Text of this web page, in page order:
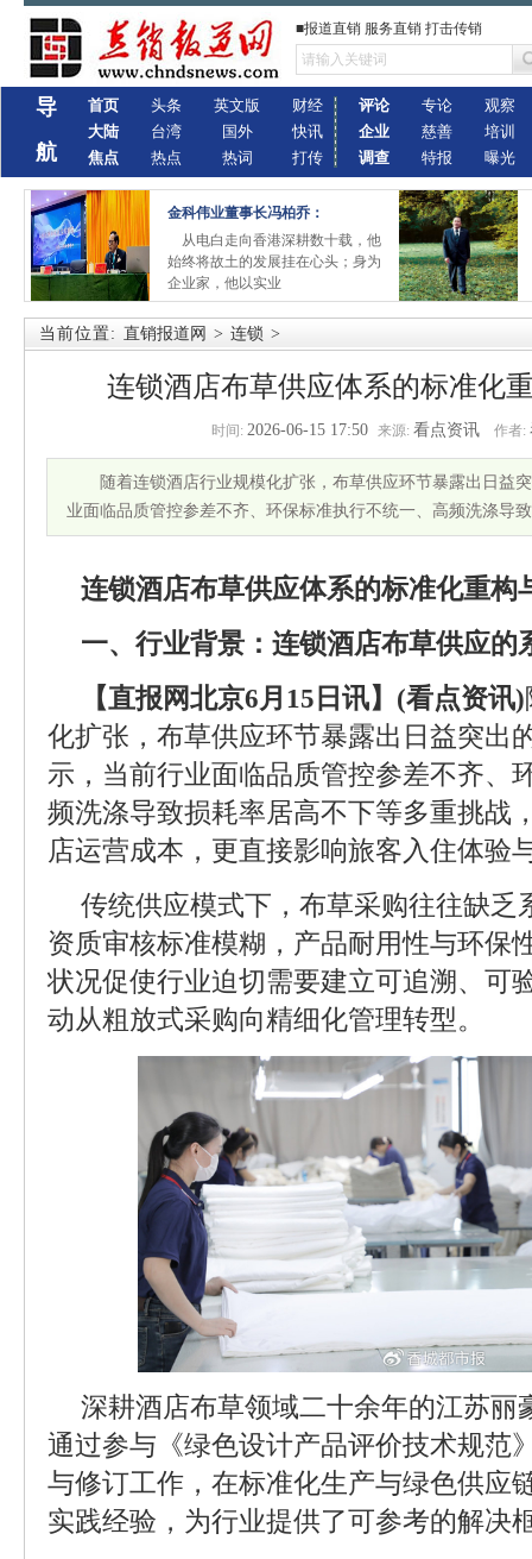
■报道直销 服务直销 打击传销
导
航
首页
大陆
焦点
头条
台湾
热点
英文版
国外
热词
财经
快讯
打传
评论
企业
调查
专论
慈善
特报
观察
培训
曝光
金科伟业董事长冯柏乔：
从电白走向香港深耕数十载，他
始终将故土的发展挂在心头；身为
企业家，他以实业
当前位置: 直销报道网 > 连锁 >
连锁酒店布草供应体系的标准化
时间: 2026-06-15 17:50 来源: 看点资讯 作者:
随着连锁酒店行业规模化扩张，布草供应环节暴露出日益
业面临品质管控参差不齐、环保标准执行不统一、高频洗涤导
连锁酒店布草供应体系的标准化重构
一、行业背景：连锁酒店布草供应的
【直报网北京6月15日讯】(看点资讯)
化扩张，布草供应环节暴露出日益突出
示，当前行业面临品质管控参差不齐、
频洗涤导致损耗率居高不下等多重挑战
店运营成本，更直接影响旅客入住体验
传统供应模式下，布草采购往往缺乏
资质审核标准模糊，产品耐用性与环保
状况促使行业迫切需要建立可追溯、可
动从粗放式采购向精细化管理转型。
深耕酒店布草领域二十余年的江苏丽
通过参与《绿色设计产品评价技术规范
与修订工作，在标准化生产与绿色供应
实践经验，为行业提供了可参考的解决